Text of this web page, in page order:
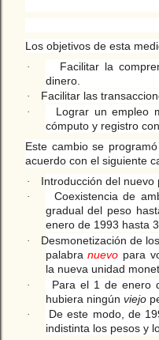
Los objetivos de esta
·
Facilitar la
dinero.
· Facilitar las
·
Lograr un empleo
cómputo y registro
Este cambio se
acuerdo con el siguiente
· Introducción del nuevo
·
Coexistencia de
gradual del peso
enero de 1993 hasta
· Desmonetización de los
palabranuevo para
la nueva unidad
·
Para el 1 de enero
hubiera ningún viejo
·
De este modo, de
indistinta los pesos y